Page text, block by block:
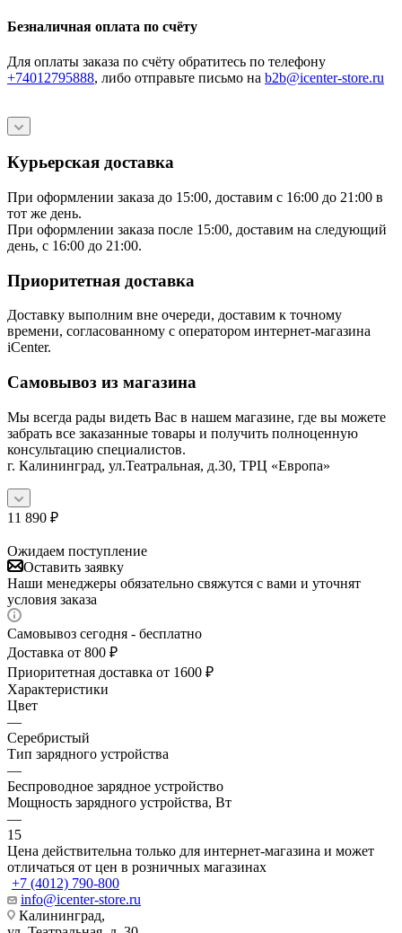
Безналичная оплата по счёту
Для оплаты заказа по счёту обратитесь по телефону
+74012795888, либо отправьте письмо на b2b@icenter-store.ru
Курьерская доставка
При оформлении заказа до 15:00, доставим с 16:00 до 21:00 в
тот же день.
При оформлении заказа после 15:00, доставим на следующий
день, с 16:00 до 21:00.
Приоритетная доставка
Доставку выполним вне очереди, доставим к точному
времени, согласованному с оператором интернет-магазина
iCenter.
Самовывоз из магазина
Мы всегда рады видеть Вас в нашем магазине, где вы можете
забрать все заказанные товары и получить полноценную
консультацию специалистов.
г. Калининград, ул.Театральная, д.30, ТРЦ «Европа»
11 890 ₽
Ожидаем поступление
Оставить заявку
Наши менеджеры обязательно свяжутся с вами и уточнят
условия заказа
Самовывоз сегодня - бесплатно
Доставка от 800 ₽
Приоритетная доставка от 1600 ₽
Характеристики
Цвет
—
Серебристый
Тип зарядного устройства
—
Беспроводное зарядное устройство
Мощность зарядного устройства, Вт
—
15
Цена действительна только для интернет-магазина и может
отличаться от цен в розничных магазинах
+7 (4012) 790-800
info@icenter-store.ru
Калининград,